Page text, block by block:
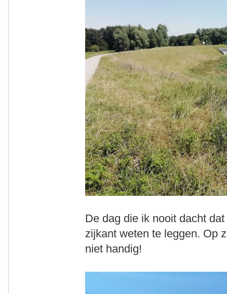
De dag die ik nooit dacht
zijkant weten te leggen. Op
niet handig!